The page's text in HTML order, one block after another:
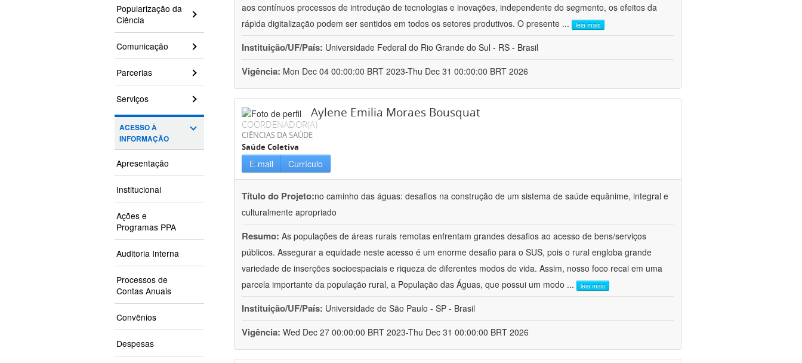
Popularização da
Ciência
Comunicação
Parcerias
Serviços
ACESSO À
INFORMAÇÃO
Apresentação
Institucional
Ações e
Programas PPA
Auditoria Interna
Processos de
Contas Anuais
Convênios
Despesas
aos contínuos processos de introdução de tecnologias e inovações, independente do segmento, os efeitos da
rápida digitalização podem ser sentidos em todos os setores produtivos. O presente ... leia mais
Instituição/UF/País: Universidade Federal do Rio Grande do Sul - RS - Brasil
Vigência: Mon Dec 04 00:00:00 BRT 2023-Thu Dec 31 00:00:00 BRT 2026
Aylene Emilia Moraes Bousquat
COORDENADOR(A)
CIÊNCIAS DA SAÚDE
Saúde Coletiva
E-mail Currículo
Título do Projeto:no caminho das águas: desafios na construção de um sistema de saúde equânime, integral e
culturalmente apropriado
Resumo: As populações de áreas rurais remotas enfrentam grandes desafios ao acesso de bens/serviços
públicos. Assegurar a equidade neste acesso é um enorme desafio para o SUS, pois o rural engloba grande
variedade de inserções socioespaciais e riqueza de diferentes modos de vida. Assim, nosso foco recai em uma
parcela importante da população rural, a População das Águas, que possui um modo ... leia mais
Instituição/UF/País: Universidade de São Paulo - SP - Brasil
Vigência: Wed Dec 27 00:00:00 BRT 2023-Thu Dec 31 00:00:00 BRT 2026